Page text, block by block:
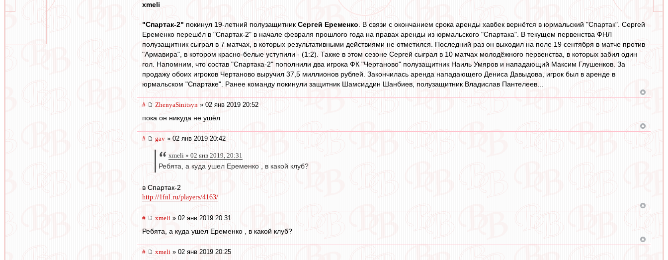
xmeli
"Спартак-2" покинул 19-летний полузащитник Сергей Еременко . В связи с окончанием срока аренды хавбек вернётся в юрмальский "Спартак". Сергей
Еременко перешёл в "Спартак-2" в начале февраля прошлого года на правах аренды из юрмальского "Спартака". В текущем первенства ФНЛ
полузащитник сыграл в 7 матчах, в которых результативными действиями не отметился. Последний раз он выходил на поле 19 сентября в матче против
"Армавира", в котором красно-белые уступили - (1:2). Также в этом сезоне Сергей сыграл в 10 матчах молодёжного первенства, в которых забил один
гол. Напомним, что состав "Спартака-2" пополнили два игрока ФК "Чертаново" полузащитник Наиль Умяров и нападающий Максим Глушенков. За
продажу обоих игроков Чертаново выручил 37,5 миллионов рублей. Закончилась аренда нападающего Дениса Давыдова, игрок был в аренде в
юрмальском "Спартаке". Ранее команду покинули защитник Шамсиддин Шанбиев, полузащитник Владислав Пантелеев...
# ZhenyaSinitsyn » 02 янв 2019 20:52
пока он никуда не ушёл
# gav » 02 янв 2019 20:42
xmeli » 02 янв 2019, 20:31
Ребята, а куда ушел Еременко , в какой клуб?
в Спартак-2
http://1fnl.ru/players/4163/
# xmeli » 02 янв 2019 20:31
Ребята, а куда ушел Еременко , в какой клуб?
# xmeli » 02 янв 2019 20:25